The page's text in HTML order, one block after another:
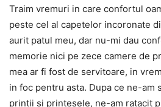
Traim vremuri in care confortul
peste cel al capetelor incoronate
aurit patul meu, dar nu-mi dau
memorie nici pe zece camere de
mea ar fi fost de servitoare, in
in foc pentru asta. Dupa ce ne-am
printii si printesele, ne-am ratacit